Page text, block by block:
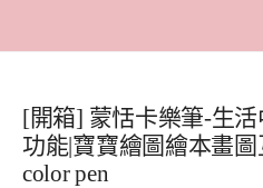
[開箱] 蒙恬卡樂筆-生
功能|寶寶繪圖繪本畫
color pen